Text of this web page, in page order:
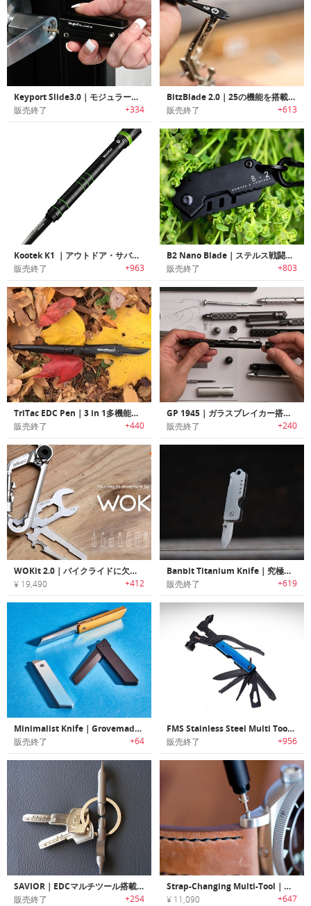
Keyport Slide3.0｜モジュラー式マルチキーツール「キーポートスライド3.0」
販売終了 +334
BitzBlade 2.0｜25の機能を搭載したEDCマルチツール「ビッツブレード2.0」
販売終了 +613
Kootek K1 ｜アウトドア・サバイバル・緊急時・自己防衛に役立つマルチ機能フラッシュライト「クーテックK1」
販売終了 +963
B2 Nano Blade｜ステルス戦闘機にインスパイアされた超小型・軽量タクティカルポケットナイフ「B2ナノブレード」
販売終了 +803
TriTac EDC Pen｜3 in 1多機能ペン「トライタック」
販売終了 +440
GP 1945｜ガラスブレイカー搭載EDCペン「GP 1945」
販売終了 +240
WOKit 2.0｜バイクライドに欠かせないカラビナデザインユニバーサルマルチツール「ウォキット2.0」
¥ 19,490 +412
Banbit Titanium Knife｜究極のチタン製キーチェーンナイフ「バンディッド」
販売終了 +619
Minimalist Knife｜Grovemade社製ミニマルデザインナイフ
販売終了 +64
FMS Stainless Steel Multi Tool｜緊急時やサバイバルに最適なステンレス製マルチツール
販売終了 +956
SAVIOR｜EDCマルチツール搭載チタン製キーリング「セービアー」
販売終了 +254
Strap-Changing Multi-Tool｜ウォッチストラップ変更に必要なツール全てを搭載したマルチツール
¥ 11,090 +647